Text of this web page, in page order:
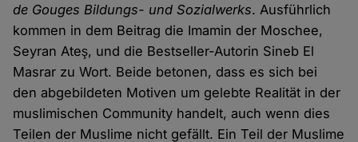
de Gouges Bildungs- und Sozialwerks. Ausführlich
kommen in dem Beitrag die Imamin der Moschee,
Seyran Ateş, und die Bestseller-Autorin Sineb El
Masrar zu Wort. Beide betonen, dass es sich bei
den abgebildeten Motiven um gelebte Realität in der
muslimischen Community handelt, auch wenn dies
Teilen der Muslime nicht gefällt. Ein Teil der Muslime